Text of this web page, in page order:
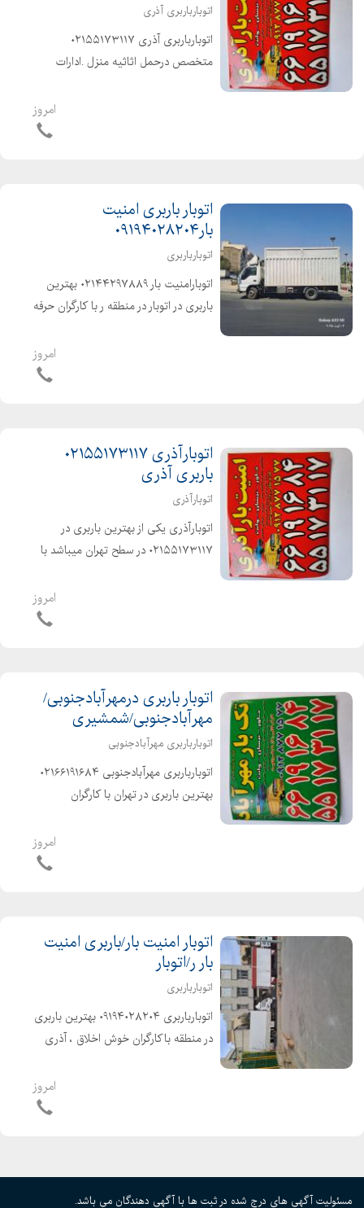
اتوبارباربری آذری
اتوبارباربری آذری ۰۲۱۵۵۱۷۳۱۱۷
متخصص درحمل اثاثیه منزل .ادارات
شهرو شهرستان کاررا به کاردان بسپاریدامروز
اتوبار باربری امنیت
بار۰۹۱۹۴۰۲۸۲۰۴
اتوبارباربری
اتوبارامنیت بار ۰۲۱۴۴۲۹۷۸۸۹ بهترین
باربری در اتوبار در منطقه ر با کارگران حرفه
انواع ماشینهای مکت شده پتودار شهر وامروز
اتوبارآذری ۰۲۱۵۵۱۷۳۱۱۷
باربری آذری
اتوبارآذری
اتوبارآذری یکی از بهترین باربری در
۰۲۱۵۵۱۷۳۱۱۷ در سطح تهران میباشد با
آذری زبان و منصف در خدمت شماست
دارای انواع ماشینهای مکت شده و پتودار
امروز
اتوبار باربری درمهرآبادجنوبی/
مهرآبادجنوبی/شمشیری
اتوبارباربری مهرآبادجنوبی
اتوبارباربری مهرآبادجنوبی ۰۲۱۶۶۱۹۱۶۸۴
بهترین باربری در تهران با کارگران
امروز
اتوبار امنیت بار/باربری امنیت
بار ر/اتوبار
اتوبارباربری
اتوبارباربری ۰۹۱۹۴۰۲۸۲۰۴ بهترین باربری
در منطقه باکارگران خوش اخلاق ، آذری
میباشد شهر و شهرستان کارگر خالی را ازامروز
مسئولیت آگهی های درج شده در ثبت ها با آگهی دهندگان می باشد.